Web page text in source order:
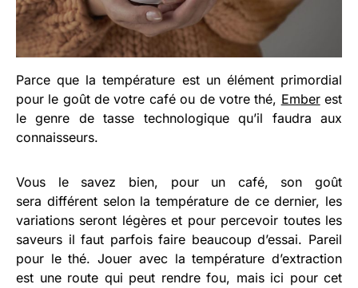
Parce que la température est un élément primordial
pour le goût de votre café ou de votre thé, Emberest
le genre de tasse technologique qu’il faudra aux
connaisseurs.
Vous le savez bien, pour un café, son goût
sera différent selon la température de ce dernier, les
variations seront légères et pour percevoir toutes les
saveurs il faut parfois faire beaucoup d’essai. Pareil
pour le thé. Jouer avec la température d’extraction
est une route qui peut rendre fou, mais ici pour cet